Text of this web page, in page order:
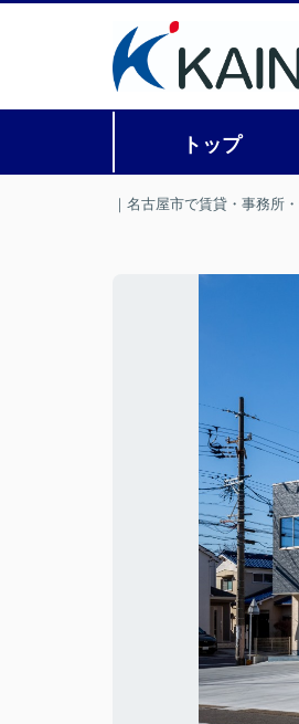
トップ
｜名古屋市で賃貸・事務所